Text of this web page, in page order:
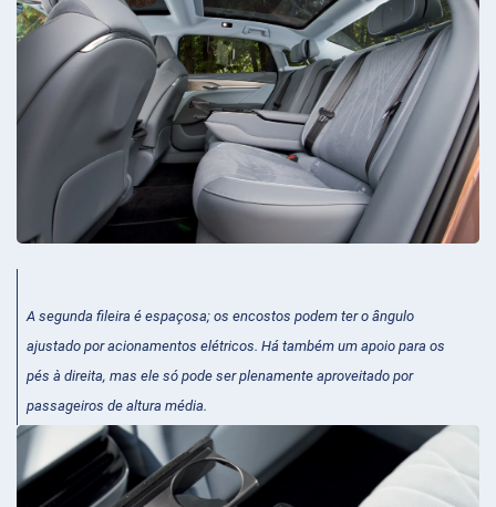
A segunda fileira é espaçosa; os encostos podem ter o ângulo
ajustado por acionamentos elétricos. Há também um apoio para os
pés à direita, mas ele só pode ser plenamente aproveitado por
passageiros de altura média.